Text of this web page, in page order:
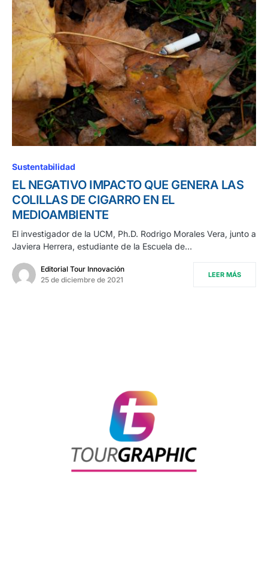
Sustentabilidad
EL NEGATIVO IMPACTO QUE GENERA LAS
COLILLAS DE CIGARRO EN EL
MEDIOAMBIENTE
El investigador de la UCM, Ph.D. Rodrigo Morales Vera, junto a
Javiera Herrera, estudiante de la Escuela de…
Editorial Tour Innovación
25 de diciembre de 2021
LEER MÁS